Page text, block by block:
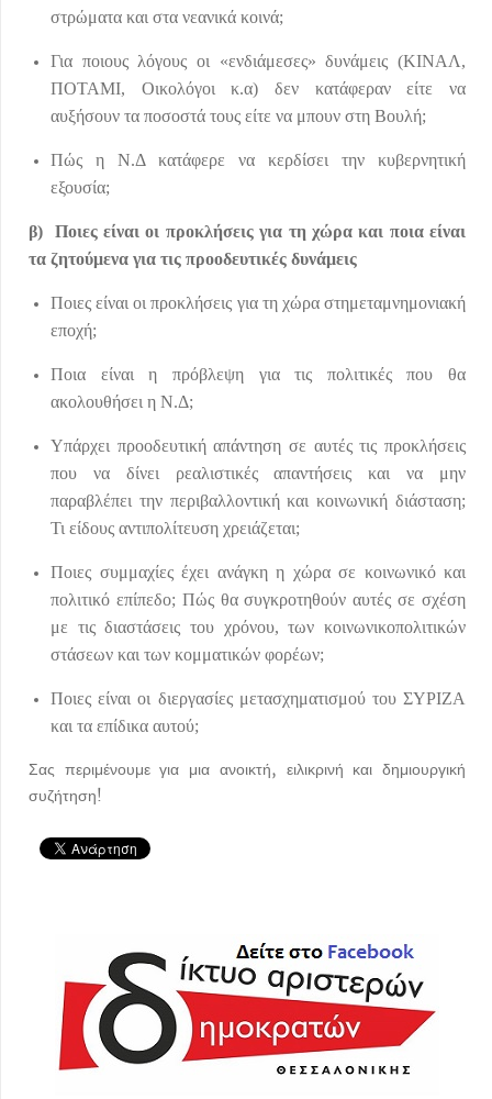
στρώματα και στα νεανικά κοινά;
Για ποιους λόγους οι «ενδιάμεσες» δυνάμεις (ΚΙΝΑΛ,
ΠΟΤΑΜΙ, Οικολόγοι κ.α) δεν κατάφεραν είτε να
αυξήσουν τα ποσοστά τους είτε να μπουν στη Βουλή;
Πώς η Ν.Δ κατάφερε να κερδίσει την κυβερνητική
εξουσία;
β) Ποιες είναι οι προκλήσεις για τη χώρα και ποια είναι
τα ζητούμενα για τις προοδευτικές δυνάμεις
Ποιες είναι οι προκλήσεις για τη χώρα στημεταμνημονιακή
εποχή;
Ποια είναι η πρόβλεψη για τις πολιτικές που θα
ακολουθήσει η Ν.Δ;
Υπάρχει προοδευτική απάντηση σε αυτές τις προκλήσεις
που να δίνει ρεαλιστικές απαντήσεις και να μην
παραβλέπει την περιβαλλοντική και κοινωνική διάσταση;
Τι είδους αντιπολίτευση χρειάζεται;
Ποιες συμμαχίες έχει ανάγκη η χώρα σε κοινωνικό και
πολιτικό επίπεδο; Πώς θα συγκροτηθούν αυτές σε σχέση
με τις διαστάσεις του χρόνου, των κοινωνικοπολιτικών
στάσεων και των κομματικών φορέων;
Ποιες είναι οι διεργασίες μετασχηματισμού του ΣΥΡΙΖΑ
και τα επίδικα αυτού;
Σας περιμένουμε για μια ανοικτή, ειλικρινή και δημιουργική
συζήτηση!